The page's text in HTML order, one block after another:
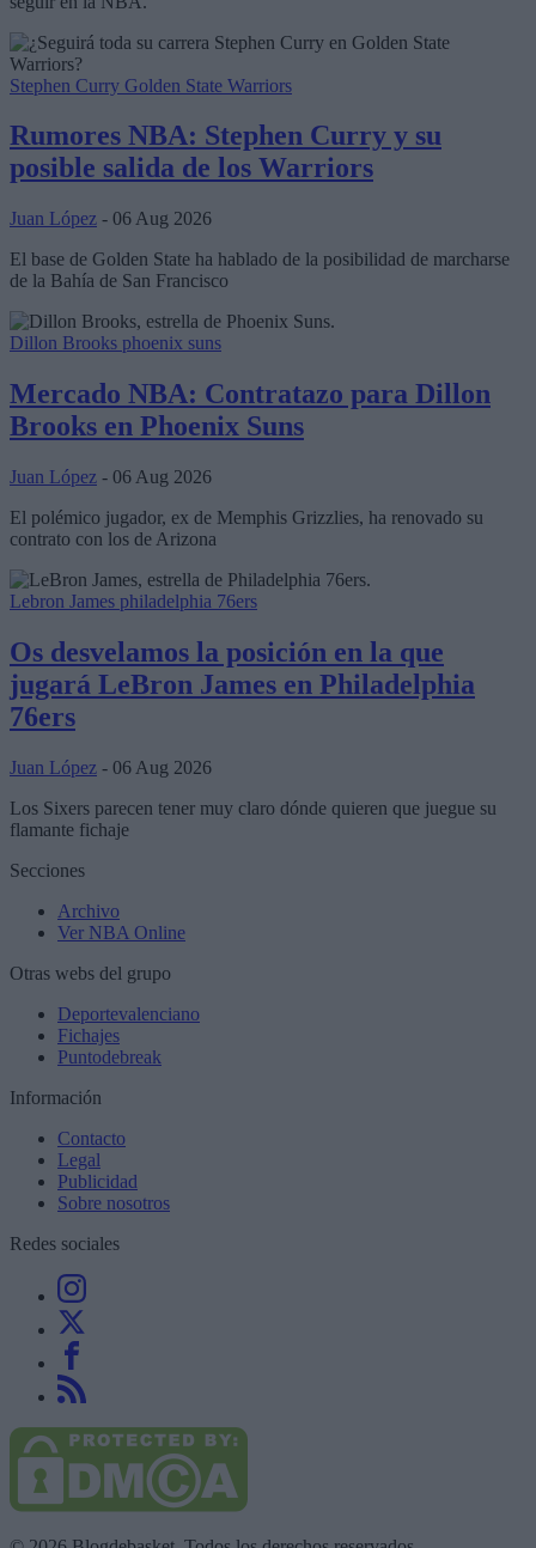
Stephen Curry Golden State Warriors
Rumores NBA: Stephen Curry y su
posible salida de los Warriors
Juan López - 06 Aug 2026
El base de Golden State ha hablado de la posibilidad de marcharse
de la Bahía de San Francisco
Dillon Brooks phoenix suns
Mercado NBA: Contratazo para Dillon
Brooks en Phoenix Suns
Juan López - 06 Aug 2026
El polémico jugador, ex de Memphis Grizzlies, ha renovado su
contrato con los de Arizona
Lebron James philadelphia 76ers
Os desvelamos la posición en la que
jugará LeBron James en Philadelphia
76ers
Juan López - 06 Aug 2026
Los Sixers parecen tener muy claro dónde quieren que juegue su
flamante fichaje
Secciones
Archivo
Ver NBA Online
Otras webs del grupo
Deportevalenciano
Fichajes
Puntodebreak
Información
Contacto
Legal
Publicidad
Sobre nosotros
Redes sociales